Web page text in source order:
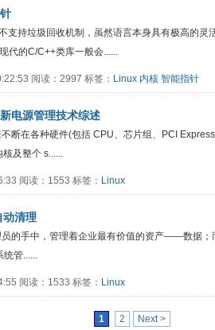
支持垃圾回收机制，虽然语言本身具有极高的灵
代的C/C++类库一般会......
阅读：2997 标签： Linux 内核 智能指针
电源管理技术综述
断在各种硬件(包括 CPU、芯片组、PCI
及整个 s......
阅读：1553 标签： Linux
清理
的手中，管理着企业最有价值的资产——数据；
统管......
阅读：1533 标签： Linux
1 2 Next >